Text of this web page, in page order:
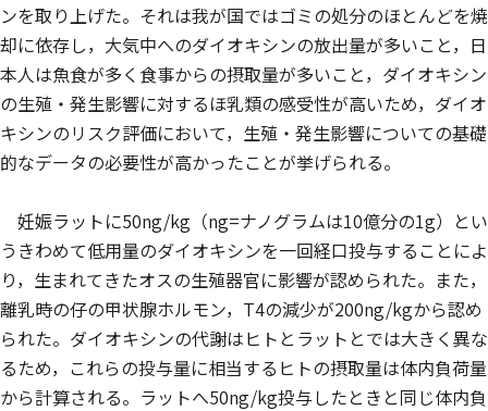
ンを取り上げた。それは我が国ではゴミの処分のほとんどを焼
却に依存し，大気中へのダイオキシンの放出量が多いこと，日
本人は魚食が多く食事からの摂取量が多いこと，ダイオキシン
の生殖・発生影響に対するほ乳類の感受性が高いため，ダイオ
キシンのリスク評価において，生殖・発生影響についての基礎
的なデータの必要性が高かったことが挙げられる。
妊娠ラットに50ng/kg（ng=ナノグラムは10億分の1g）とい
うきわめて低用量のダイオキシンを一回経口投与することによ
り，生まれてきたオスの生殖器官に影響が認められた。また，
離乳時の仔の甲状腺ホルモン，T4の減少が200ng/kgから認め
られた。ダイオキシンの代謝はヒトとラットとでは大きく異な
るため，これらの投与量に相当するヒトの摂取量は体内負荷量
から計算される。ラットへ50ng/kg投与したときと同じ体内負